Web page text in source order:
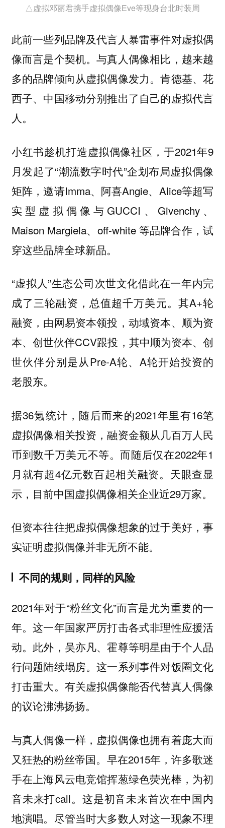
△虚拟邓丽君携手虚拟偶像Eve等现身台北时装周
此前一些列品牌及代言人暴雷事件对虚拟偶
像而言是个契机。与真人偶像相比，越来越
多的品牌倾向从虚拟偶像发力。肯德基、花
西子、中国移动分别推出了自己的虚拟代言
人。
小红书趁机打造虚拟偶像社区，于2021年9
月发起了“潮流数字时代”企划布局虚拟偶像
矩阵，邀请Imma、阿喜Angie、Alice等超写
实型虚拟偶像与GUCCI、Givenchy、
Maison Margiela、off-white 等品牌合作，试
穿这些品牌全球新品。
“虚拟人”生态公司次世文化借此在一年内完
成了三轮融资，总值超千万美元。其A+轮
融资，由网易资本领投，动域资本、顺为资
本、创世伙伴CCV跟投，其中顺为资本、创
世伙伴分别是从Pre-A轮、A轮开始投资的
老股东。
据36氪统计，随后而来的2021年里有16笔
虚拟偶像相关投资，融资金额从几百万人民
币到数千万美元不等。而随后仅在2022年1
月就有超4亿元数百起相关融资。天眼查显
示，目前中国虚拟偶像相关企业近29万家。
但资本往往把虚拟偶像想象的过于美好，事
实证明虚拟偶像并非无所不能。
不同的规则，同样的风险
2021年对于“粉丝文化”而言是尤为重要的一
年。这一年国家严厉打击各式非理性应援活
动。此外，吴亦凡、霍尊等明星由于个人品
行问题陆续塌房。这一系列事件对饭圈文化
打击重大。有关虚拟偶像能否代替真人偶像
的议论沸沸扬扬。
与真人偶像一样，虚拟偶像也拥有着庞大而
又狂热的粉丝帝国。早在2015年，许多歌迷
手在上海风云电竞馆挥葱绿色荧光棒，为初
音未来打call。这是初音未来首次在中国内
地演唱。尽管当时大多数人对这一现象不理